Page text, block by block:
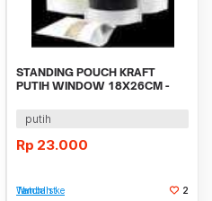
STANDING POUCH KRAFT
PUTIH WINDOW 18X26CM -
putih
Rp 23.000
Tambah ke Watchlist 2